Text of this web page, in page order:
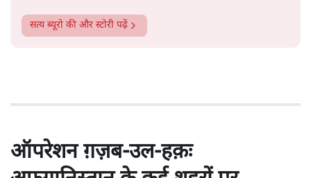
सत्य ब्यूरो की और स्टोरी पढ़ें
ऑपरेशन ग़ज़ब-उल-हक़ः